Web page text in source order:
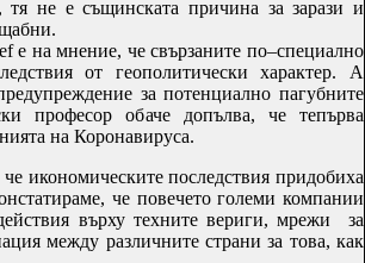
тя не е същинската причина за зарази и
е на мнение, че свързаните по–специално
от геополитически характер. А
за потенциално пагубните
професор обаче допълва, че тепърва
на Коронавируса.
икономическите последствия придобиха
че повечето големи компании
върху техните вериги, мрежи за
между различните страни за това, как